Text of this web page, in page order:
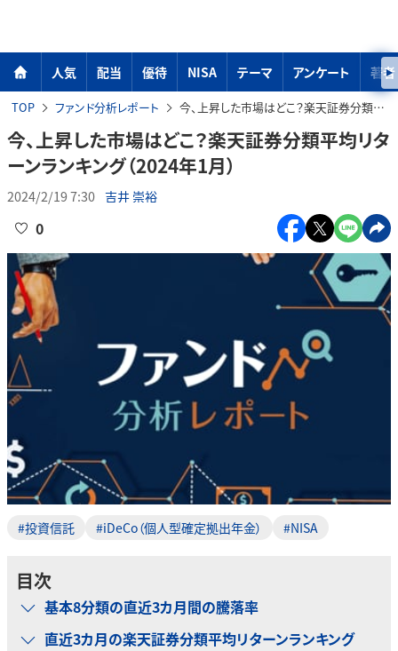
人気 配当 優待 NISA テーマ アンケート 著者
TOP ファンド分析レポート 今、上昇した市場はどこ？楽天証券分類平均リターンランキング（2024年1月）
今、上昇した市場はどこ？楽天証券分類平均リタ
ーンランキング（2024年1月）
2024/2/19 7:30 吉井 崇裕
0
#投資信託 #iDeCo（個人型確定拠出年金） #NISA
目次
基本8分類の直近3カ月間の騰落率
直近3カ月の楽天証券分類平均リターンランキング